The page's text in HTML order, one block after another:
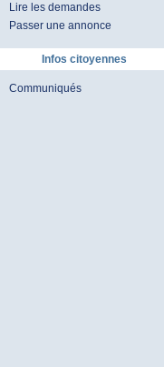
Lire les demandes
Passer une annonce
Infos citoyennes
Communiqués